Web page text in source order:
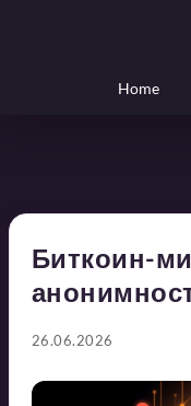
Home
Биткоин-
26.06.2026